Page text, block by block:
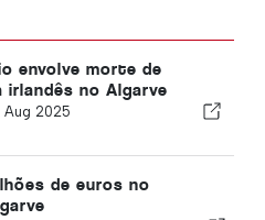
envolve morte de
no Algarve
Aug 2025
de euros no